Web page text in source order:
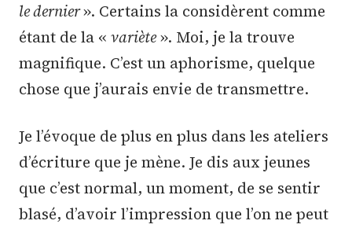
le dernier». Certains la considèrent comme
étant de la « variète». Moi, je la trouve
magnifique. C’est un aphorisme, quelque
chose que j’aurais envie de transmettre.
Je l’évoque de plus en plus dans les ateliers
d’écriture que je mène. Je dis aux jeunes
que c’est normal, un moment, de se sentir
blasé, d’avoir l’impression que l’on ne peut